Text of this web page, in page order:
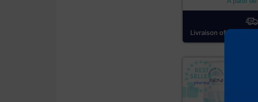
Livraison officine 72h :